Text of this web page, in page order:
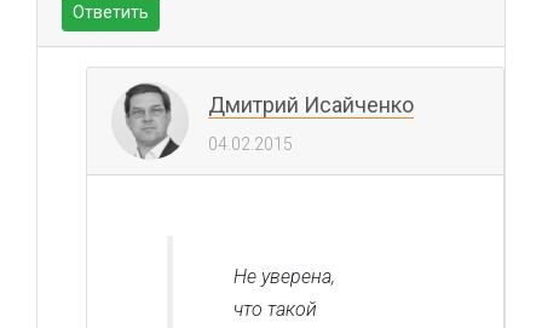
Ответить
Дмитрий Исайченко
04.02.2015
Не уверена,
что такой